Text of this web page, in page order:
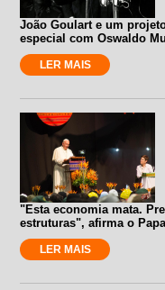
João Goulart e um
especial com Oswaldo
LER MAIS
"Esta economia mata.
estruturas", afirma o
LER MAIS